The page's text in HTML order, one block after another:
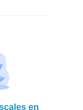
en